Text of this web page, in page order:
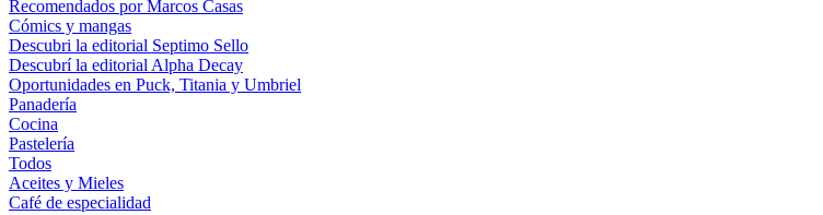
Recomendados por Marcos Casas
Cómics y mangas
Descubri la editorial Septimo Sello
Descubrí la editorial Alpha Decay
Oportunidades en Puck, Titania y Umbriel
Panadería
Cocina
Pastelería
Todos
Aceites y Mieles
Café de especialidad